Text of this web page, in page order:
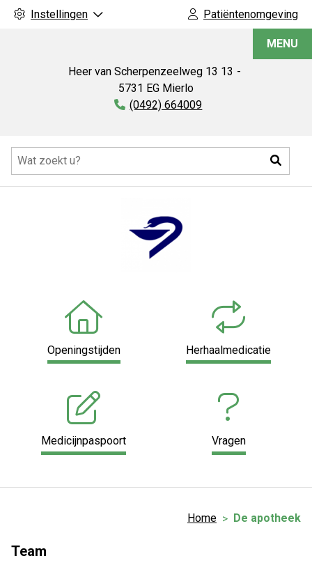
Instellingen Patiëntenomgeving
Heer van Scherpenzeelweg 13 13
5731 EG Mierlo
Tel:
(0492) 664009
MENU
Openingstijden Herhaalmedicatie
Medicijnpaspoort Vragen
Home De apotheek
Team